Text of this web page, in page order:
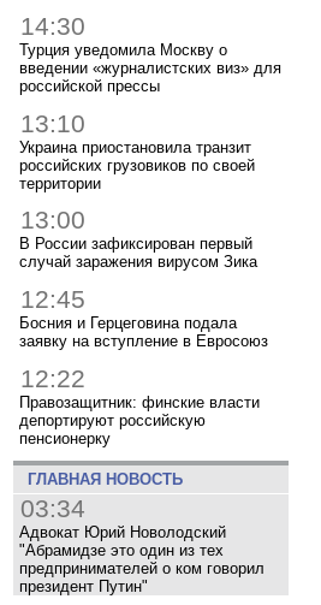
14:30
Турция уведомила Москву о
введении «журналистских виз» для
российской прессы
13:10
Украина приостановила транзит
российских грузовиков по своей
территории
13:00
В России зафиксирован первый
случай заражения вирусом Зика
12:45
Босния и Герцеговина подала
заявку на вступление в Евросоюз
12:22
Правозащитник: финские власти
депортируют российскую
пенсионерку
ГЛАВНАЯ НОВОСТЬ
03:34
Адвокат Юрий Новолодский
"Абрамидзе это один из тех
предпринимателей о ком говорил
президент Путин"